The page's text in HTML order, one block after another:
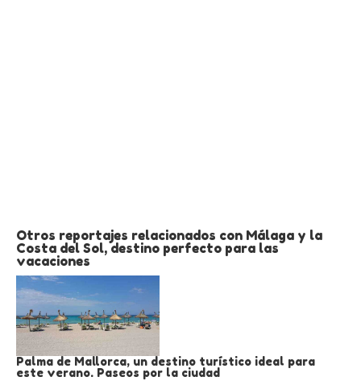
Otros reportajes relacionados con Málaga y la
Costa del Sol, destino perfecto para las
vacaciones
Palma de Mallorca, un destino turístico ideal para
este verano. Paseos por la ciudad